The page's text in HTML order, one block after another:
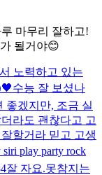
마무리 잘하고!
될거야😊
노력하고 있는
수능 잘 보셨나
좋겠지만, 조금 실
라도 괜찮다고 고
할거라 믿고 고생
play party rock
잘 자요.못참지는